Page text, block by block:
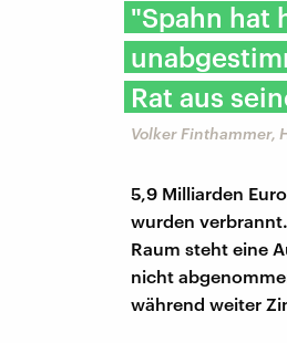
"Spahn hat
Rat aus
Volker Finthammer,
5,9 Milliarden
wurden
Raum steht eine
nicht
während weiter